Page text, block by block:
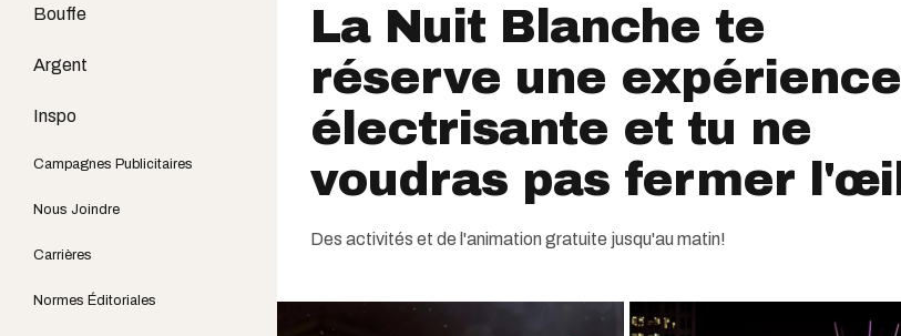
Bouffe
Argent
Inspo
Campagnes Publicitaires
Nous Joindre
Carrières
Normes Éditoriales
La Nuit Blanche te
réserve une expérience
électrisante et tu ne
voudras pas fermer l'œil
Des activités et de l'animation gratuite jusqu'au matin!